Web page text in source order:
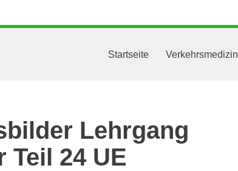
Startseite Verkehrsmedizin
Lehrgang
Teil 24 UE